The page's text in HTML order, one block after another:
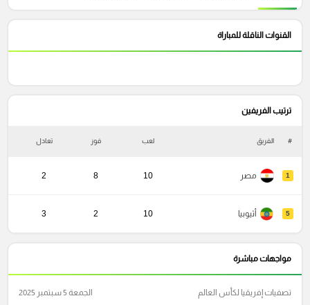
القنوات الناقلة للمباراة
ترتيب الفريفين
# الفريق لعب فوز تعادل
1 مصر 10
8
2
5 أثيوبيا 10
2
3
مواجهات مباشرة
تصفيات إفريقيا لكأس العالم الجمعة 5 سبتمبر 2025